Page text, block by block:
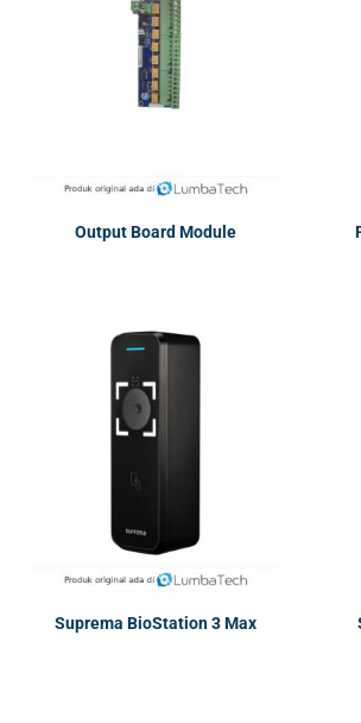
Output Board Module
Suprema BioStation 3 Max